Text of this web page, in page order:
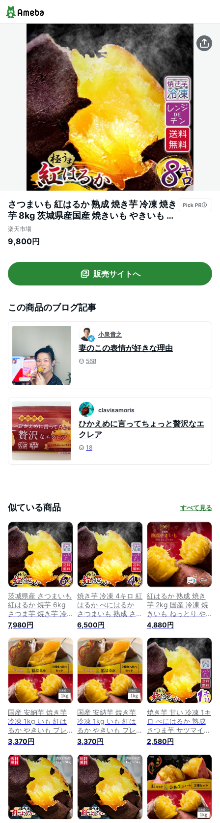
さつまいも 紅はるか 熟成 焼き芋 冷凍 焼き
芋 8kg 茨城県産国産 焼きいも やきいも 冷
凍焼き芋 焼きイモ 冷凍焼きいも ヤキイモ
スイーツ薩摩芋 サツマイモ 美味しい おや
せ 送料無料
楽天市場
9,800円
販売サイトへ
この商品のブログ記事
小泉貴之
妻のこの表情が好きな理由
568
clavisamoris
ひかえめに言ってちょっと贅沢なエ
クレア
18
似ている商品 すべて見る
茨城県産 さつまいも
紅はるか 焼芋 6kg
さつま芋 焼き芋 冷
凍 甘い 熟成 焼いも
国産 焼きいも やき
いも 冷凍焼き芋 ヤ
キイモ スイーツ薩摩
芋 サツマイモ 美味
しい 焼きイモ おや
つ おいしい 蜜芋 離
乳食 送料無料
7,980円
焼き芋 冷凍 4キロ 紅
はるか べにはるか
さつまいも 熟成 さ
つま芋 サツマイモ
4kg 茨城県 茨城 国
産 薩摩芋 冬は やき
いも 焼芋 夏は アイ
ス 冷 焼き芋 ヤキイ
モ 冷凍焼きいも お
芋 スイーツ 美味し
い 芋 おやつ 子供 お
いしい 蜜芋 離乳食
健康 内祝い 送料無
料
6,500円
紅はるか 熟成 焼き
芋 2kg 国産 冷凍 焼
きいも ねっとり や
きいも さつまいも
無添加 茨城県産 べ
にはるか 冷凍焼き芋
冷凍焼きいも 冷やし
焼き芋 冷凍やきいも
冷やし さつまいもス
イーツ 芋 スイーツ
プレゼント ギフト
さつま芋 贈り物 Y2
4,880円
国産 安納芋 焼き芋
冷凍 1kg いも 紅は
るか やきいも プレ
ゼント さつまいも
無添加 茨城県産 冷
凍焼き芋 冷凍焼きい
も 冷やし焼き芋 焼
きいも さつまいもス
イーツ 芋 スイーツ
お菓子 さつま芋 和
スイーツ 健康 贈り
物 絶品 高級 お取り
寄せ 送料無料 y-ah
3,370円
国産 安納芋 焼き芋
冷凍 1kg いも 紅は
るか やきいも プレ
ゼント さつまいも
無添加 茨城県産 冷
凍焼き芋 冷凍焼きい
も 冷やし焼き芋 焼
きいも さつまいもス
イーツ 芋 スイーツ
お菓子 さつま芋 和
スイーツ 健康 贈り
物 絶品 高級 お取り
寄せ 送料無料 y-ah
3,370円
焼き芋 甘い 冷凍 1キ
ロ べにはるか 熟成
さつま芋 サツマイモ
1kg 茨城県 茨城 国
産 薩摩芋 さつまい
も 冬は やきいも 紅
はるか 焼芋 蜜芋 夏
は アイス 冷 ヤキイ
モ 冷凍焼きいも お
芋 スイーツ 美味し
い 芋 おやつ 子供 お
いしい 健康 内祝い
送料無料
2,580円